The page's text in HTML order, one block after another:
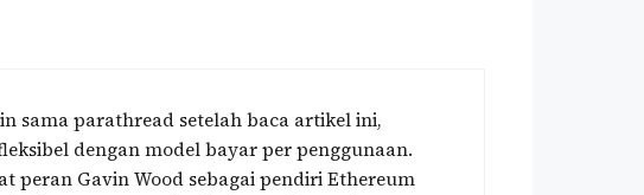
sama parathread setelah baca artikel ini,
dengan model bayar per penggunaan.
peran Gavin Wood sebagai pendiri Ethereum